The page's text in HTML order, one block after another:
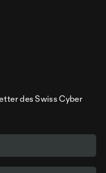
des Swiss Cyber